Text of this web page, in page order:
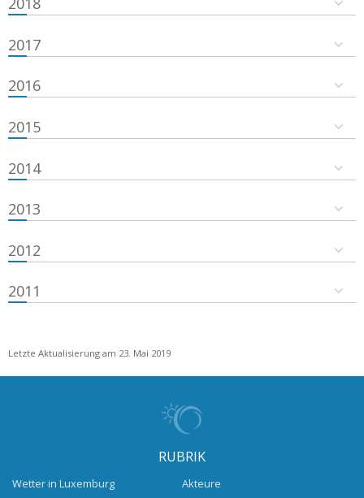
2017
2016
2015
2014
2013
2012
2011
Letzte Aktualisierung am 23. Mai 2019
RUBRIK
Wetter in Luxemburg
Akteure